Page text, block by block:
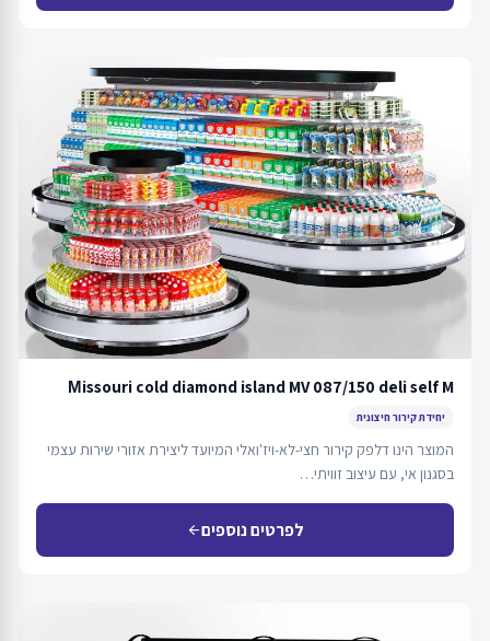
Мissouri cold diamond island MV 087/150 deli self M
יחידת קירור חיצונית
המוצר הינו דלפק קירור חצי-לא-ויז'ואלי המיועד ליצירת אזורי שירות עצמי
בסגנון אי, עם עיצוב זוויתי…
לפרטים נוספיםarrow_back